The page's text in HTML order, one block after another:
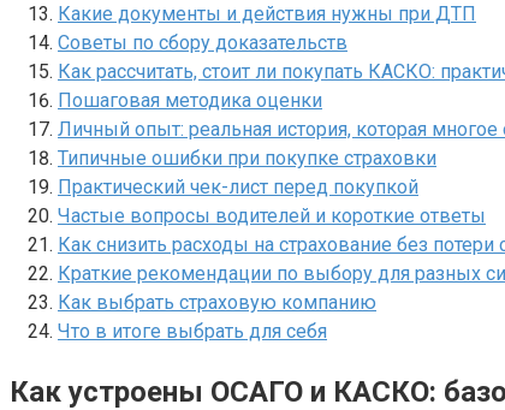
Какие документы и действия нужны при ДТП
Советы по сбору доказательств
Как рассчитать, стоит ли покупать КАСКО:
Пошаговая методика оценки
Личный опыт: реальная история, которая многое
Типичные ошибки при покупке страховки
Практический чек-лист перед покупкой
Частые вопросы водителей и короткие ответы
Как снизить расходы на страхование без
Краткие рекомендации по выбору для разных
Как выбрать страховую компанию
Что в итоге выбрать для себя
Как устроены ОСАГО и КАСКО: